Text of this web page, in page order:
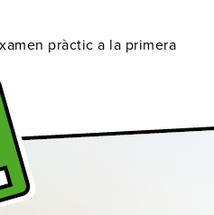
pràctic a la primera